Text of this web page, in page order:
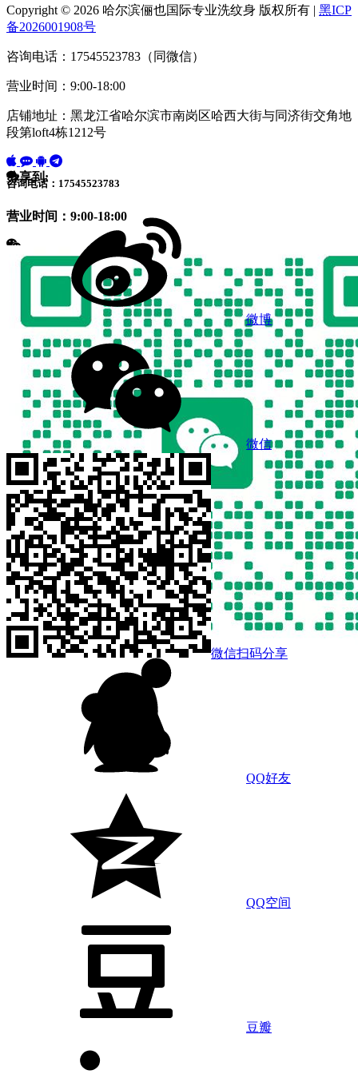
Copyright © 2026 哈尔滨俪也国际专业洗纹身 版权所有 | 黑ICP
备2026001908号
咨询电话：17545523783（同微信）
营业时间：9:00-18:00
店铺地址：黑龙江省哈尔滨市南岗区哈西大街与同济街交角地
段第loft4栋1212号
咨询电话：17545523783
营业时间：9:00-18:00
分享到:
微博
微信
微信扫码分享
QQ好友
QQ空间
豆瓣